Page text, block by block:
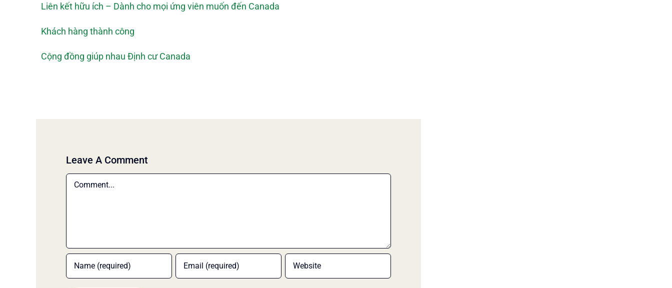
Liên kết hữu ích – Dành cho mọi ứng viên muốn đến Canada
Khách hàng thành công
Cộng đồng giúp nhau Định cư Canada
Leave A Comment
Comment